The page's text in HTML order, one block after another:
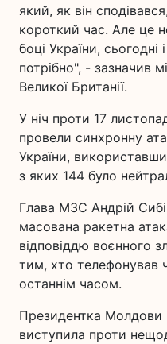
який, як він
короткий час. Але це
боці України, сьогодні
потрібно", - зазначив
Великої Британії.
У ніч проти 17
провели синхронну
України, використавши
з яких 144 було
Глава МЗС Андрій
масована ракетна
відповіддю воєнного
тим, хто телефонував
останнім часом.
Президентка
виступила проти